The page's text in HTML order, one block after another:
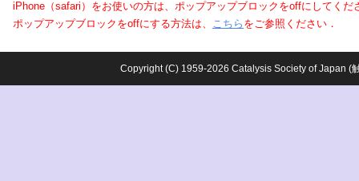
iPhone（safari）をお使いの方は、ポップアップブロックをoffにしてくだ
ポップアップブロックをoffにする方法は、 こちら をご参照ください．
Copyright (C) 1959-2026 Catalysis Society of Japan (